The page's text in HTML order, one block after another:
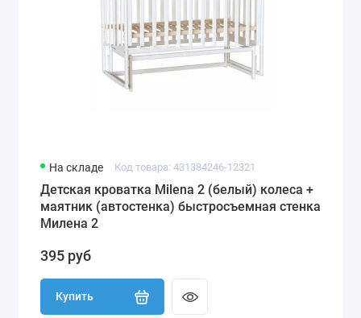
На складе Код товара: 431384246-12321
Детская кроватка Milena 2 (белый) колеса +
маятник (автостенка) быстросъемная стенка
Милена 2
395 руб
Купить